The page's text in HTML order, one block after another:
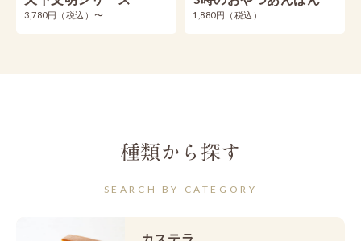
3,780円（税込）〜 1,880円（税込）
種類から探す
SEARCH BY CATEGORY